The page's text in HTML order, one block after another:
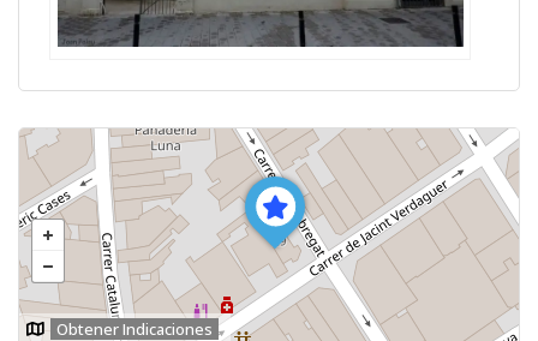
Obtener Indicaciones